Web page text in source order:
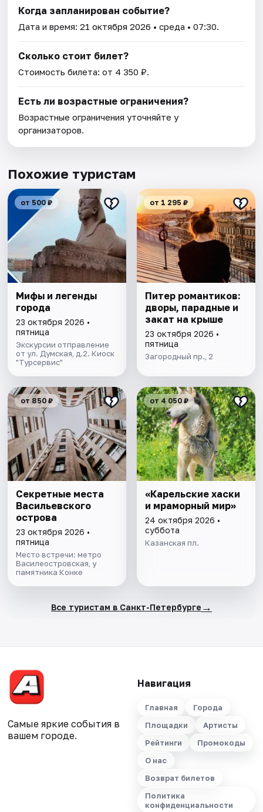
Когда запланирован событие?
Дата и время:21 октября 2026 • среда • 07:30.
Сколько стоит билет?
Стоимость билета: от 4 350 ₽.
Есть ли возрастные ограничения?
Возрастные ограничения уточняйте у
организаторов.
Похожие туристам
от 500 ₽
Мифы и легенды
города
23 октября 2026 •
пятница
Экскурсии отправление
от ул. Думская, д.2. Киоск
"Турсервис"
от 1 295 ₽
Питер романтиков:
дворы, парадные и
закат на крыше
23 октября 2026 •
пятница
Загородный пр., 2
от 850 ₽
Секретные места
Васильевского
острова
23 октября 2026 •
пятница
Место встречи: метро
Василеостровская, у
памятника Конке
от 4 050 ₽
«Карельские хаски
и мраморный мир»
24 октября 2026 •
суббота
Казанская пл.
Все туристам в Санкт-Петербурге →
Самые яркие события в
вашем городе.
Навигация
Главная
Города
Площадки
Артисты
Рейтинги
Промокоды
О нас
Возврат билетов
Политика
конфиденциальности